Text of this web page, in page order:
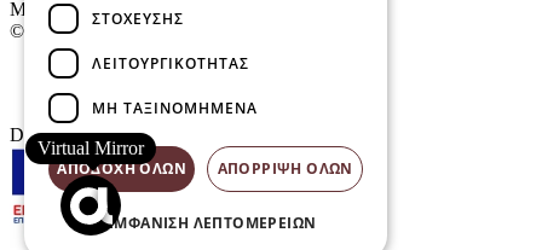
Μαρκάκης Οπτικά
© 2026
Επικοινωνία
E-Volution Awards
Designed & developed by
Virtual Mirror
ΣΤΌΧΕΥΣΗΣ
ΛΕΙΤΟΥΡΓΙΚΌΤΗΤΑΣ
ΜΗ ΤΑΞΙΝΟΜΗΜΈΝΑ
ΑΠΟΔΟΧΉ ΌΛΩΝ ΑΠΌΡΡΙΨΗ ΌΛΩΝ
ΕΜΦΆΝΙΣΗ ΛΕΠΤΟΜΕΡΕΙΏΝ